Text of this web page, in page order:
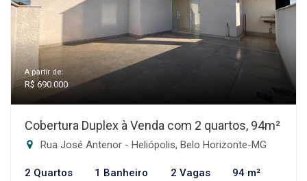
A partir de:
R$ 690.000
Cobertura Duplex à Venda com 2 quartos, 94m²
Rua José Antenor - Heliópolis, Belo Horizonte-MG
2 Quartos 1 Banheiro 2 Vagas 94 m²